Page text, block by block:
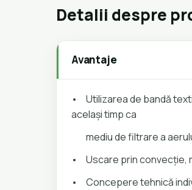
Detalii despre
Avantaje
•
Utilizarea de bandă
acelaşi timp ca
mediu de filtrare a
•
Uscare prin convecţie,
•
Concepere tehnică